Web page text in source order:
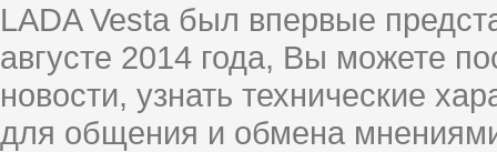
LADA Vesta был впервые
августе 2014 года, Вы можете
новости, узнать технические
для общения и обмена